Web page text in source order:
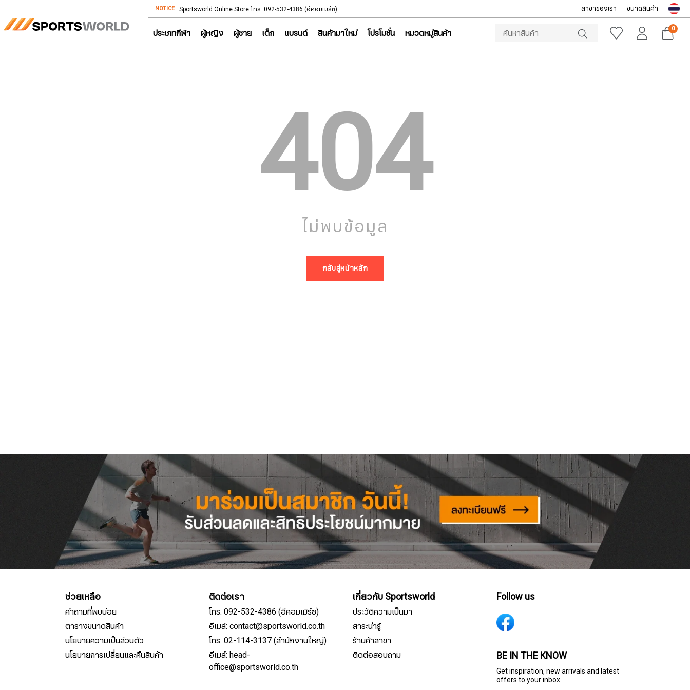
NOTICE Sportsworld Online Store โทร: 092-532-4386 (อีคอมเมิร์ซ) NOTICE Sportsworld
สาขาของเรา ขนาดสินค้า
ประเภทกีฬา ผู้หญิง ผู้ชาย เด็ก แบรนด์ สินค้ามาใหม่ โปรโมชั่น หมวดหมู่สินค้า 0
404
ไม่พบข้อมูล
กลับสู่หน้าหลัก
ช่วยเหลือ
คำถามที่พบบ่อย
ตารางขนาดสินค้า
นโยบายความเป็นส่วนตัว
นโยบายการเปลี่ยนและคืนสินค้า
ติดต่อเรา
โทร: 092-532-4386 (อีคอมเมิร์ซ)
อีเมล์: contact@sportsworld.co.th
โทร: 02-114-3137 (สำนักงานใหญ่)
อีเมล์: head-
office@sportsworld.co.th
เกี่ยวกับ Sportsworld
ประวัติความเป็นมา
สาระน่ารู้
ร้านค้าสาขา
ติดต่อสอบถาม
Follow us
BE IN THE KNOW
Get inspiration, new arrivals and latest
offers to your inbox
สมัครรับจดหมายข่าว